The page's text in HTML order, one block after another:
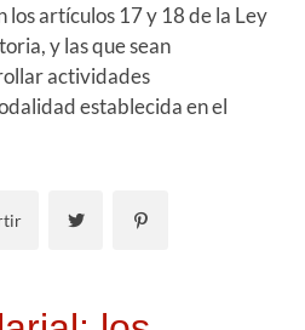
los artículos 17 y 18 de la Ley
y las que sean
actividades
establecida en el